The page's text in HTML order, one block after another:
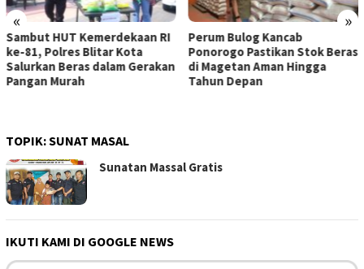
« »
RI
Perum Bulog Kancab
Ponorogo Pastikan Stok Beras
di Magetan Aman Hingga
Tahun Depan
ITB Terapkan Nilai
Lokal sebagai Landasan
Penanganan
Tanjung Pura, Sumatera
TOPIK:SUNAT MASAL
Sunatan Massal Gratis
IKUTI KAMI DI GOOGLE NEWS